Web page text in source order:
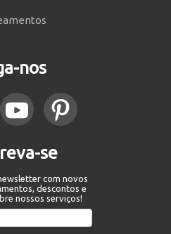
nos
se
com novos
descontos e
nossos serviços!